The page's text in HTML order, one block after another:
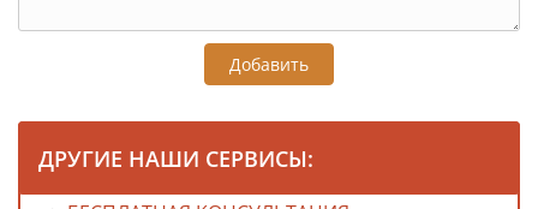
Добавить
ДРУГИЕ НАШИ СЕРВИСЫ: